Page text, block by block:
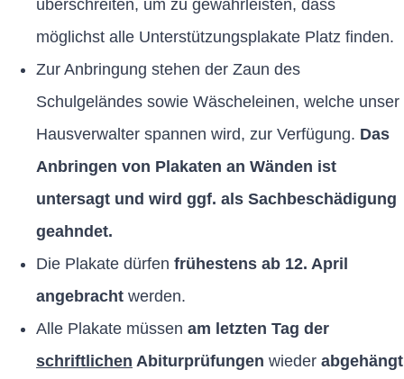
überschreiten, um zu gewährleisten, dass
möglichst alle Unterstützungsplakate Platz finden.
Zur Anbringung stehen der Zaun des
Schulgeländes sowie Wäscheleinen, welche unser
Hausverwalter spannen wird, zur Verfügung. Das
Anbringen von Plakaten an Wänden ist
untersagt und wird ggf. als Sachbeschädigung
geahndet.
Die Plakate dürfen frühestens ab 12. April
angebrachtwerden.
Alle Plakate müssen am letzten Tag der
schriftlichen Abiturprüfungen wieder abgehängt